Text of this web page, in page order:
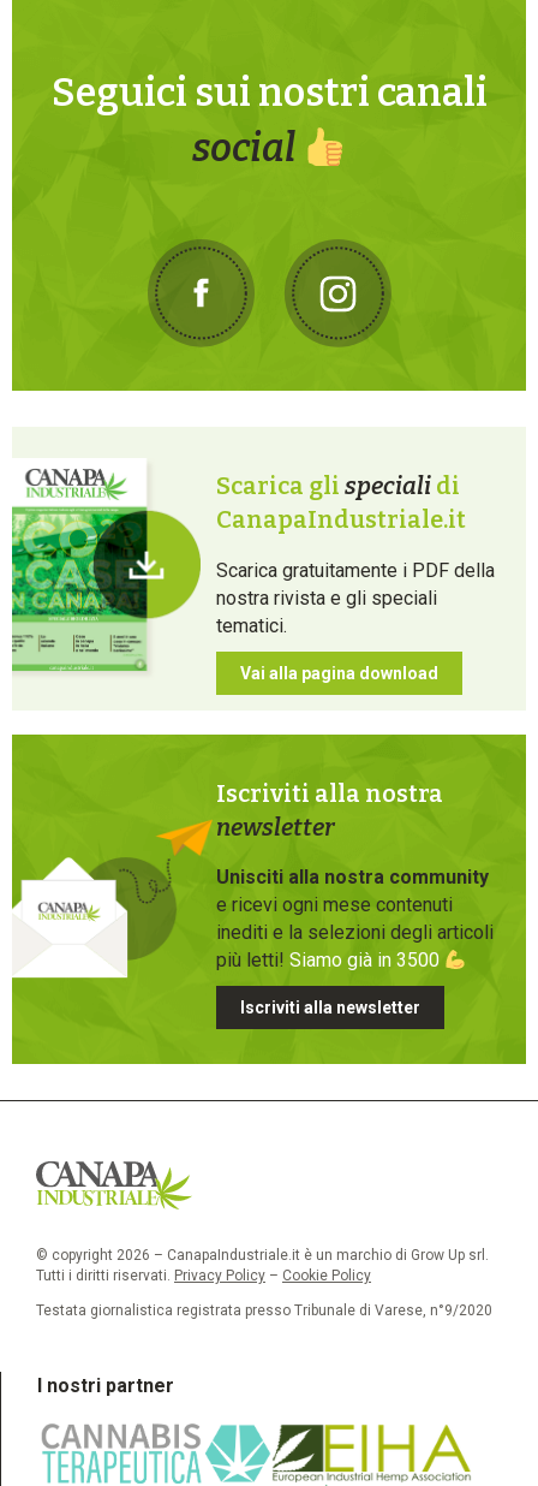
Seguici sui nostri canali
social
Scarica gli speciali di
CanapaIndustriale.it
Scarica gratuitamente i PDF della
nostra rivista e gli speciali
tematici.
Vai alla pagina download
Iscriviti alla nostra
newsletter
Unisciti alla nostra community
e ricevi ogni mese contenuti
inediti e la selezioni degli articoli
più letti! Siamo già in 3500
Iscriviti alla newsletter
© copyright 2026 – CanapaIndustriale.it è un marchio di Grow Up srl.
Tutti i diritti riservati. Privacy Policy – Cookie Policy
Testata giornalistica registrata presso Tribunale di Varese, n°9/2020
I nostri partner